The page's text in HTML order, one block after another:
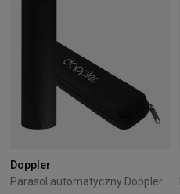
Doppler
Parasol automatyczny Doppler Fiber Magic Major czarny